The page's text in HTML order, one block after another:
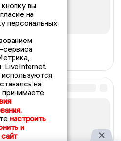
вы
на
персональных
сервиса
LiveInternet.
на
принимаете
настроить
и